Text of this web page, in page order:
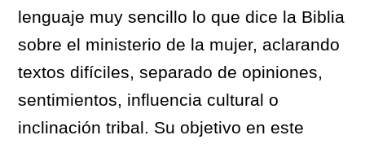
lenguaje muy sencillo lo que dice la Biblia
sobre el ministerio de la mujer, aclarando
textos difíciles, separado de opiniones,
sentimientos, influencia cultural o
inclinación tribal. Su objetivo en este